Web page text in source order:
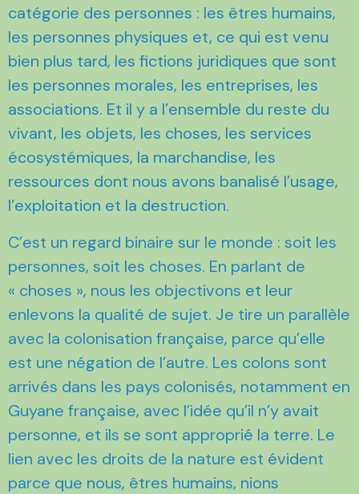
catégorie des personnes : les êtres humains,
les personnes physiques et, ce qui est venu
bien plus tard, les fictions juridiques que sont
les personnes morales, les entreprises, les
associations. Et il y a l’ensemble du reste du
vivant, les objets, les choses, les services
écosystémiques, la marchandise, les
ressources dont nous avons banalisé l’usage,
l’exploitation et la destruction.
C’est un regard binaire sur le monde : soit les
personnes, soit les choses. En parlant de
« choses », nous les objectivons et leur
enlevons la qualité de sujet. Je tire un parallèle
avec la colonisation française, parce qu’elle
est une négation de l’autre. Les colons sont
arrivés dans les pays colonisés, notamment en
Guyane française, avec l’idée qu’il n’y avait
personne, et ils se sont approprié la terre. Le
lien avec les droits de la nature est évident
parce que nous, êtres humains, nions